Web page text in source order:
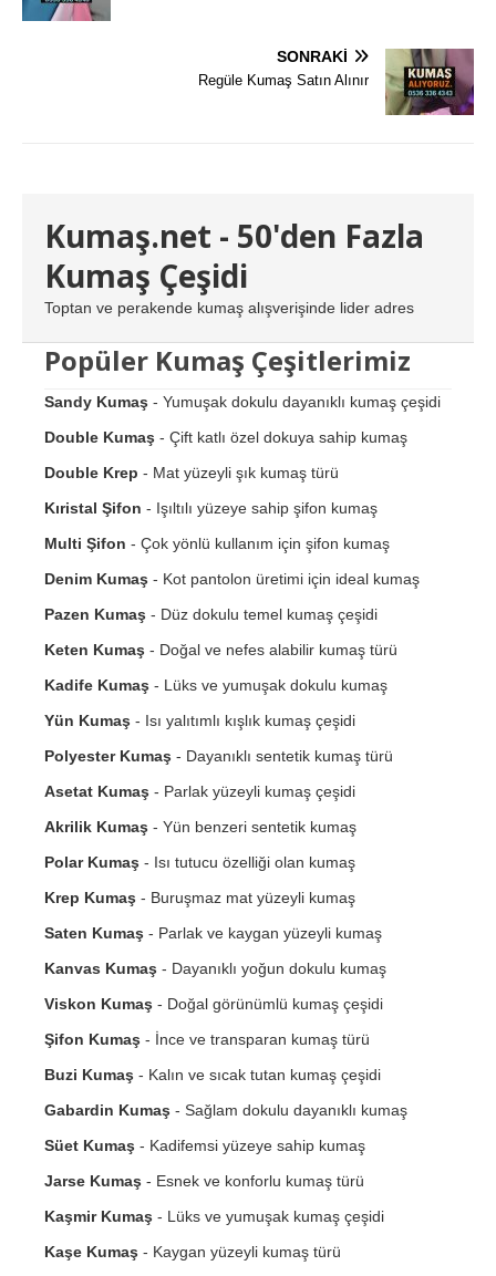
SONRAKI
Regüle Kumaş Satın Alınır
Kumaş.net - 50'den Fazla
Kumaş Çeşidi
Toptan ve perakende kumaş alışverişinde lider adres
Popüler Kumaş Çeşitlerimiz
Sandy Kumaş - Yumuşak dokulu dayanıklı kumaş çeşidi
Double Kumaş - Çift katlı özel dokuya sahip kumaş
Double Krep - Mat yüzeyli şık kumaş türü
Kıristal Şifon - Işıltılı yüzeye sahip şifon kumaş
Multi Şifon - Çok yönlü kullanım için şifon kumaş
Denim Kumaş - Kot pantolon üretimi için ideal kumaş
Pazen Kumaş - Düz dokulu temel kumaş çeşidi
Keten Kumaş - Doğal ve nefes alabilir kumaş türü
Kadife Kumaş - Lüks ve yumuşak dokulu kumaş
Yün Kumaş - Isı yalıtımlı kışlık kumaş çeşidi
Polyester Kumaş - Dayanıklı sentetik kumaş türü
Asetat Kumaş - Parlak yüzeyli kumaş çeşidi
Akrilik Kumaş - Yün benzeri sentetik kumaş
Polar Kumaş - Isı tutucu özelliği olan kumaş
Krep Kumaş - Buruşmaz mat yüzeyli kumaş
Saten Kumaş - Parlak ve kaygan yüzeyli kumaş
Kanvas Kumaş - Dayanıklı yoğun dokulu kumaş
Viskon Kumaş - Doğal görünümlü kumaş çeşidi
Şifon Kumaş - İnce ve transparan kumaş türü
Buzi Kumaş - Kalın ve sıcak tutan kumaş çeşidi
Gabardin Kumaş - Sağlam dokulu dayanıklı kumaş
Süet Kumaş - Kadifemsi yüzeye sahip kumaş
Jarse Kumaş - Esnek ve konforlu kumaş türü
Kaşmir Kumaş - Lüks ve yumuşak kumaş çeşidi
Kaşe Kumaş - Kaygan yüzeyli kumaş türü